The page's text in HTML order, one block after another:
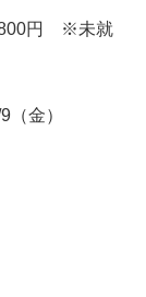
円 ※未就
金）